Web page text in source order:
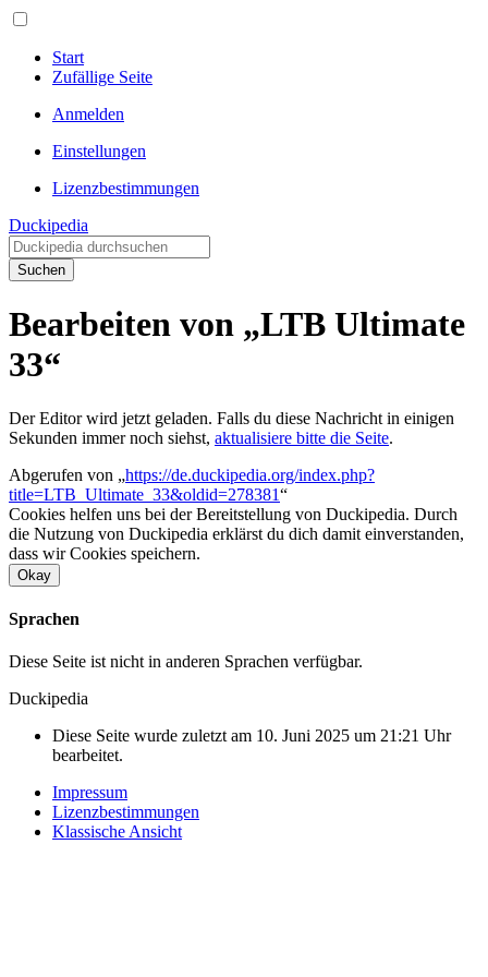
Start
Zufällige Seite
Anmelden
Einstellungen
Lizenzbestimmungen
Duckipedia
Suchen
Bearbeiten von „LTB Ultimate
33“
Der Editor wird jetzt geladen. Falls du diese Nachricht in einigen
Sekunden immer noch siehst, aktualisiere bitte die Seite.
Abgerufen von „https://de.duckipedia.org/index.php?
title=LTB_Ultimate_33&oldid=278381“
Cookies helfen uns bei der Bereitstellung von Duckipedia. Durch
die Nutzung von Duckipedia erklärst du dich damit einverstanden,
dass wir Cookies speichern.
Okay
Sprachen
Diese Seite ist nicht in anderen Sprachen verfügbar.
Duckipedia
Diese Seite wurde zuletzt am 10. Juni 2025 um 21:21 Uhr
bearbeitet.
Impressum
Lizenzbestimmungen
Klassische Ansicht